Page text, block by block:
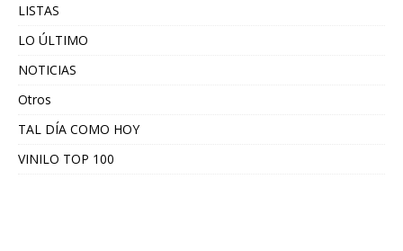
LISTAS
LO ÚLTIMO
NOTICIAS
Otros
TAL DÍA COMO HOY
VINILO TOP 100